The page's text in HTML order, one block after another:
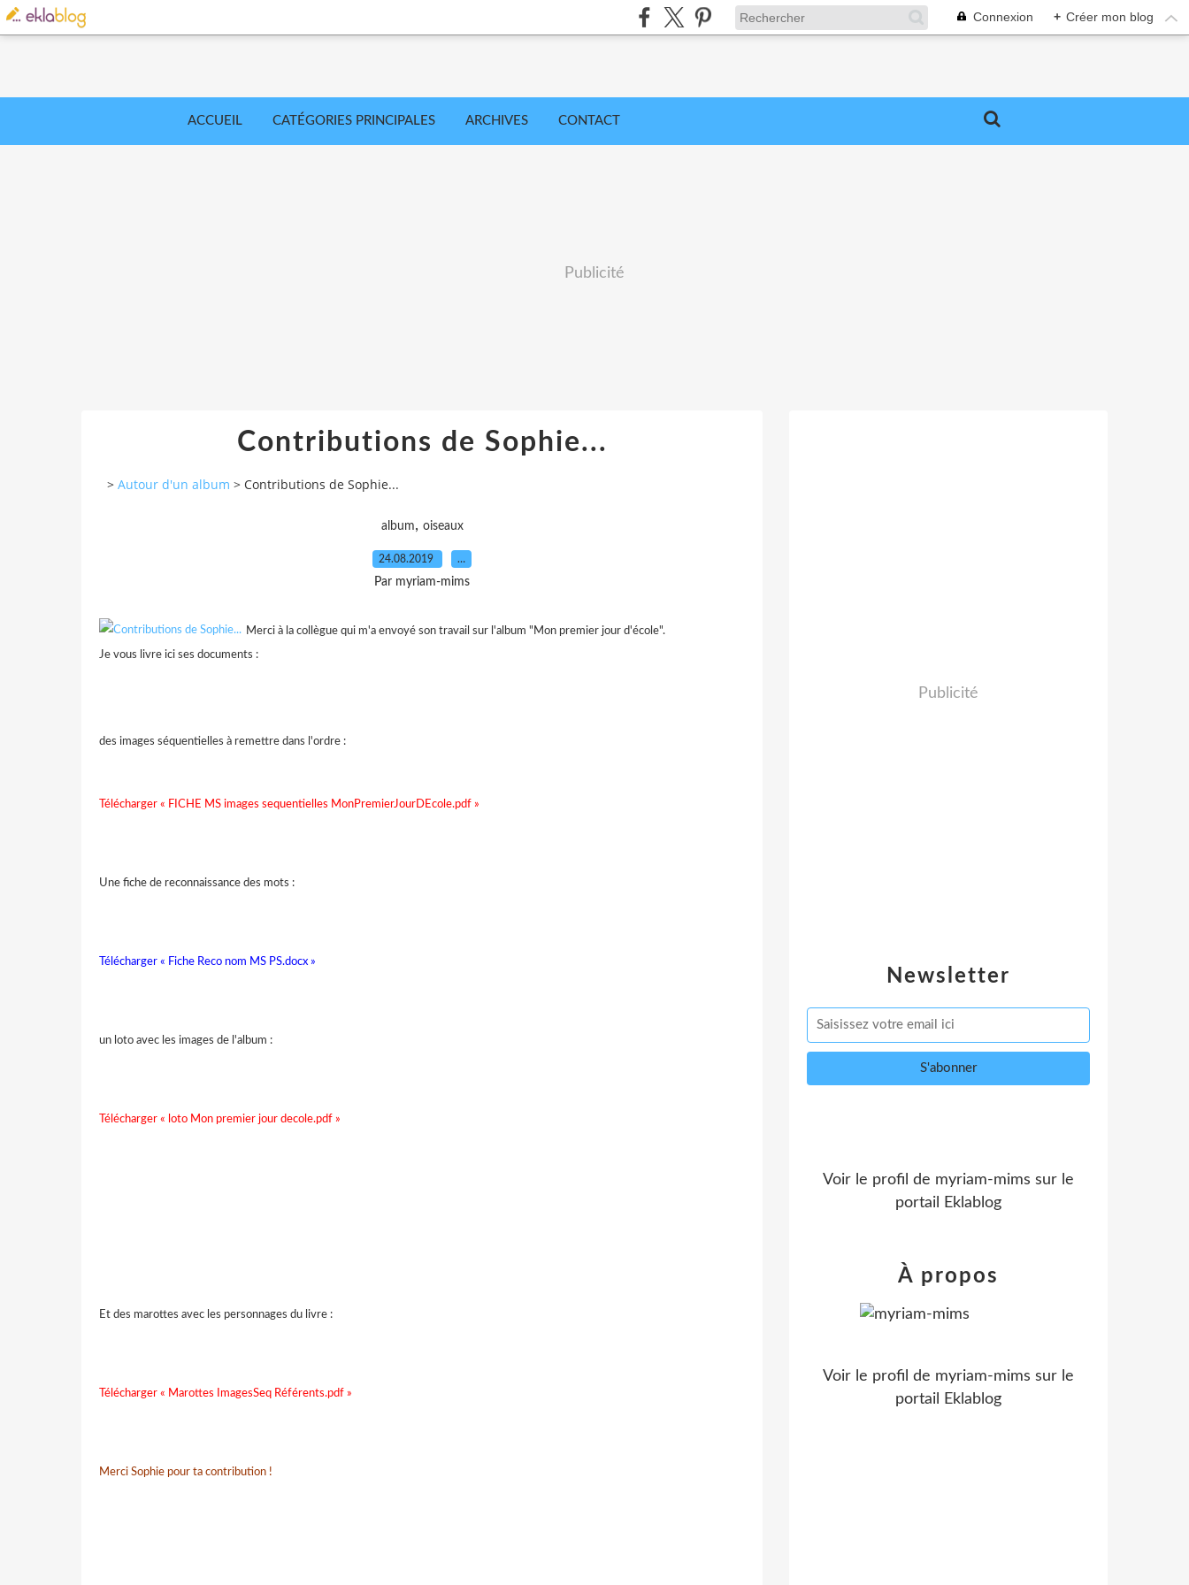
Connexion + Créer mon blog
ACCUEIL CATÉGORIES PRINCIPALES ARCHIVES CONTACT
Publicité
Contributions de Sophie...
> Autour d'un album > Contributions de Sophie...
album, oiseaux
24.08.2019 …
Par myriam-mims
Merci à la collègue qui m'a envoyé son travail sur l'album "Mon premier jour d'école".
Je vous livre ici ses documents :
des images séquentielles à remettre dans l'ordre :
Télécharger « FICHE MS images sequentielles MonPremierJourDEcole.pdf »
Une fiche de reconnaissance des mots :
Télécharger « Fiche Reco nom MS PS.docx »
un loto avec les images de l'album :
Télécharger « loto Mon premier jour decole.pdf »
Et des marottes avec les personnages du livre :
Télécharger « Marottes ImagesSeq Référents.pdf »
Merci Sophie pour ta contribution !
Newsletter
Publicité
Voir le profil de myriam-mims sur le
portail Eklablog
À propos
Voir le profil de myriam-mims sur le
portail Eklablog